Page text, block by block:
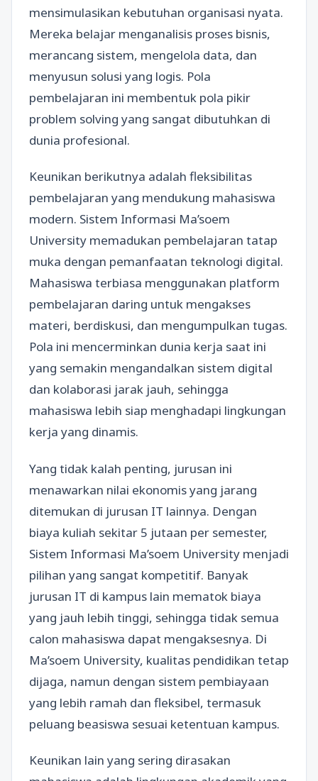
mensimulasikan kebutuhan organisasi nyata.
Mereka belajar menganalisis proses bisnis,
merancang sistem, mengelola data, dan
menyusun solusi yang logis. Pola
pembelajaran ini membentuk pola pikir
problem solving yang sangat dibutuhkan di
dunia profesional.
Keunikan berikutnya adalah fleksibilitas
pembelajaran yang mendukung mahasiswa
modern. Sistem Informasi Ma’soem
University memadukan pembelajaran tatap
muka dengan pemanfaatan teknologi digital.
Mahasiswa terbiasa menggunakan platform
pembelajaran daring untuk mengakses
materi, berdiskusi, dan mengumpulkan tugas.
Pola ini mencerminkan dunia kerja saat ini
yang semakin mengandalkan sistem digital
dan kolaborasi jarak jauh, sehingga
mahasiswa lebih siap menghadapi lingkungan
kerja yang dinamis.
Yang tidak kalah penting, jurusan ini
menawarkan nilai ekonomis yang jarang
ditemukan di jurusan IT lainnya. Dengan
biaya kuliah sekitar 5 jutaan per semester,
Sistem Informasi Ma’soem University menjadi
pilihan yang sangat kompetitif. Banyak
jurusan IT di kampus lain mematok biaya
yang jauh lebih tinggi, sehingga tidak semua
calon mahasiswa dapat mengaksesnya. Di
Ma’soem University, kualitas pendidikan tetap
dijaga, namun dengan sistem pembiayaan
yang lebih ramah dan fleksibel, termasuk
peluang beasiswa sesuai ketentuan kampus.
Keunikan lain yang sering dirasakan